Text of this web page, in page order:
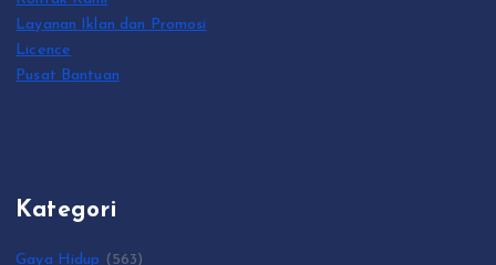
Layanan Iklan dan Promosi
Licence
Pusat Bantuan
Kategori
Gaya Hidup (563)